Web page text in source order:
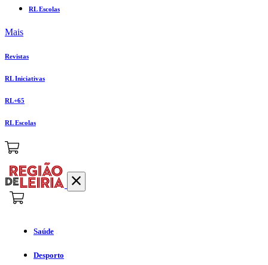
RL Escolas
Mais
Revistas
RL Iniciativas
RL+65
RL Escolas
Saúde
Desporto